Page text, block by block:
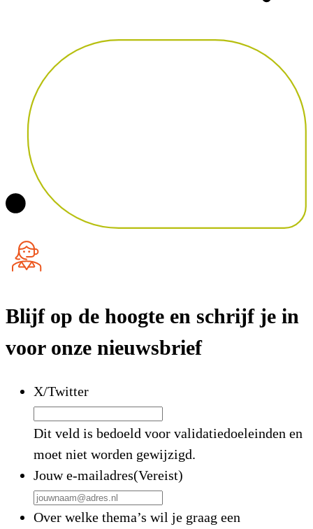
Blijf op de hoogte en schrijf je in
voor onze nieuwsbrief
X/Twitter
Dit veld is bedoeld voor validatiedoeleinden en
moet niet worden gewijzigd.
Jouw e-mailadres(Vereist)
Over welke thema’s wil je graag een